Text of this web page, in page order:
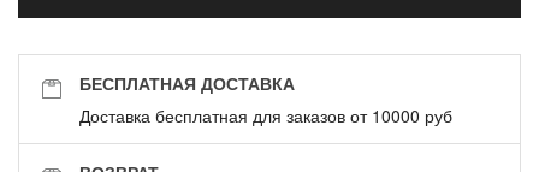
БЕСПЛАТНАЯ ДОСТАВКА
Доставка бесплатная для заказов от 10000 руб